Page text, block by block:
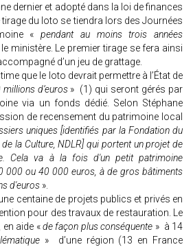
dernier et adopté dans la loi de finances
du loto se tiendra lors des Journées
« pendant au moins trois années
ministère. Le premier tirage se fera ainsi
d’un jeu de grattage.
que le loto devrait permettre à l’État de
d’euros » (1) qui seront gérés par
via un fonds dédié. Selon Stéphane
de recensement du patrimoine local
uniques [identifiés par la Fondation du
la Culture, NDLR] qui portent un projet de
Cela va à la fois d'un petit patrimoine
000 ou 40 000 euros, à de gros bâtiments
d'euros ».
centaine de projets publics et privés en
pour des travaux de restauration. Le
aide «de façon plus conséquente » à 14
» d’une région (13 en France